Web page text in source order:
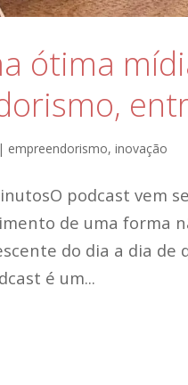
ótima
| empreendorismo,inovação
podcast vem
de uma forma
do dia a dia
é um...